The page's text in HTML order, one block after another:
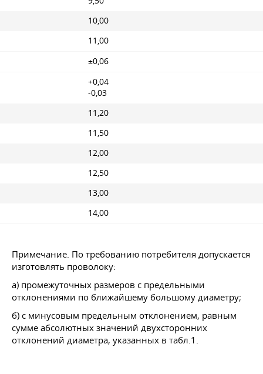
10,00
11,00
±0,06
+0,04
-0,03
11,20
11,50
12,00
12,50
13,00
14,00
Примечание. По требованию потребителя допускается
изготовлять проволоку:
а) промежуточных размеров с предельными
отклонениями по ближайшему большому диаметру;
б) с минусовым предельным отклонением, равным
сумме абсолютных значений двухсторонних
отклонений диаметра, указанных в табл.1.